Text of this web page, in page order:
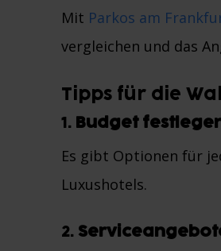
Mit Parkos am
vergleichen und das
Tipps für die
1. Budget
Es gibt Optionen für
Luxushotels.
2.